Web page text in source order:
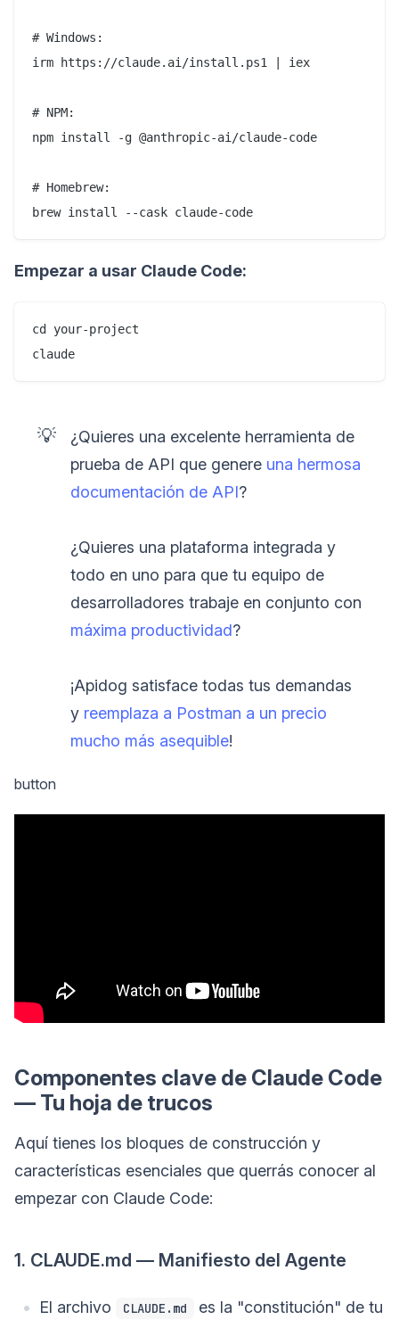
# Windows:
irm https://claude.ai/install.ps1 | iex
# NPM:
npm install -g @anthropic-ai/claude-code
# Homebrew:
brew install --cask claude-code
Empezar a usar Claude Code:
cd your-project
claude
💡
¿Quieres una excelente herramienta de
prueba de API que genere una hermosa
documentación de API?
¿Quieres una plataforma integrada y
todo en uno para que tu equipo de
desarrolladores trabaje en conjunto con
máxima productividad?
¡Apidog satisface todas tus demandas
y reemplaza a Postman a un precio
mucho más asequible!
button
Componentes clave de Claude Code
— Tu hoja de trucos
Aquí tienes los bloques de construcción y
características esenciales que querrás conocer al
empezar con Claude Code:
1. CLAUDE.md — Manifiesto del Agente
El archivo CLAUDE.md
es la "constitución" de tu